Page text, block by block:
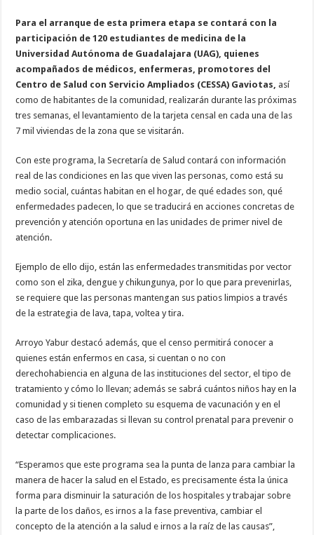
Para el arranque de esta primera etapa se contará con la
participación de 120 estudiantes de medicina de la
Universidad Autónoma de Guadalajara (UAG), quienes
acompañados de médicos, enfermeras, promotores del
Centro de Salud con Servicio Ampliados (CESSA) Gaviotas, así
como de habitantes de la comunidad, realizarán durante las próximas
tres semanas, el levantamiento de la tarjeta censal en cada una de las
7 mil viviendas de la zona que se visitarán.
Con este programa, la Secretaría de Salud contará con información
real de las condiciones en las que viven las personas, como está su
medio social, cuántas habitan en el hogar, de qué edades son, qué
enfermedades padecen, lo que se traducirá en acciones concretas de
prevención y atención oportuna en las unidades de primer nivel de
atención.
Ejemplo de ello dijo, están las enfermedades transmitidas por vector
como son el zika, dengue y chikungunya, por lo que para prevenirlas,
se requiere que las personas mantengan sus patios limpios a través
de la estrategia de lava, tapa, voltea y tira.
Arroyo Yabur destacó además, que el censo permitirá conocer a
quienes están enfermos en casa, si cuentan o no con
derechohabiencia en alguna de las instituciones del sector, el tipo de
tratamiento y cómo lo llevan; además se sabrá cuántos niños hay en la
comunidad y si tienen completo su esquema de vacunación y en el
caso de las embarazadas si llevan su control prenatal para prevenir o
detectar complicaciones.
“Esperamos que este programa sea la punta de lanza para cambiar la
manera de hacer la salud en el Estado, es precisamente ésta la única
forma para disminuir la saturación de los hospitales y trabajar sobre
la parte de los daños, es irnos a la fase preventiva, cambiar el
concepto de la atención a la salud e irnos a la raíz de las causas”,